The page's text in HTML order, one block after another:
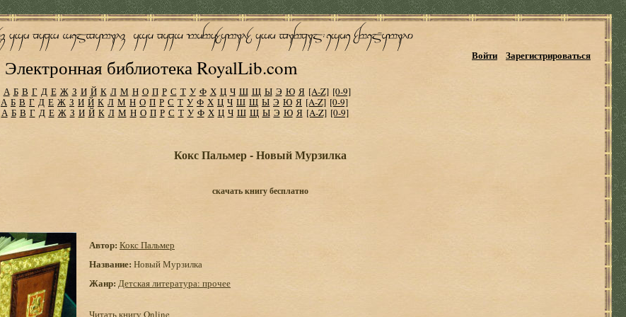
Электронная библиотека RoyalLib.com
Войти Зарегистрироваться
А Б В Г Д Е Ж З И Й К Л М Н О П Р С Т У Ф Х Ц Ч Ш Щ Ы Э Ю Я [A-Z] [0-9]
А Б В Г Д Е Ж З И Й К Л М Н О П Р С Т У Ф Х Ц Ч Ш Щ Ы Э Ю Я [A-Z] [0-9]
А Б В Г Д Е Ж З И Й К Л М Н О П Р С Т У Ф Х Ц Ч Ш Щ Ы Э Ю Я [A-Z] [0-9]
Кокс Пальмер - Новый Мурзилка
скачать книгу бесплатно
Автор: Кокс Пальмер
Название: Новый Мурзилка
Жанр: Детская литература: прочее
Читать книгу Online